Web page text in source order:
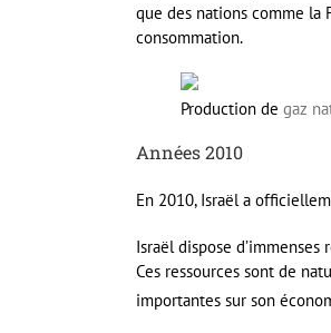
que des nations comme la
consommation.
Production de gaz
Années 2010
En 2010, Israël a
Israël dispose d’immenses
Ces ressources sont de
importantes sur son